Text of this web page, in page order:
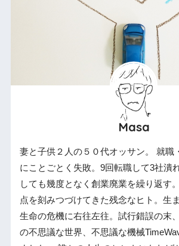
Masa
妻と子供２人の５０代オッサン。 就職
にことごとく失敗。9回転職して3社潰
しても幾度となく創業廃業を繰り返す
点を刻みつづけてきた残念なヒト。生
生命の危機に右往左往。試行錯誤の末
の不思議な世界、不思議な機械